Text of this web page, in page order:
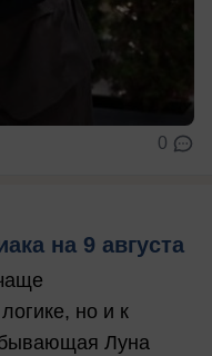
0
на 9 августа
но и к
Луна